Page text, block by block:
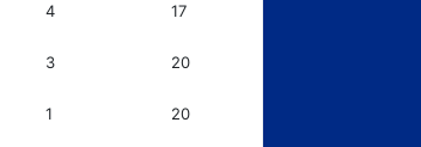
4 17
3 20
1 20